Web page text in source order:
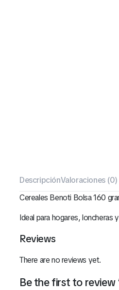
DescripciónValoraciones (0)
Cereales Benoti Bolsa 160
Ideal para hogares, loncheras
Reviews
There are no reviews yet.
Be the first to review